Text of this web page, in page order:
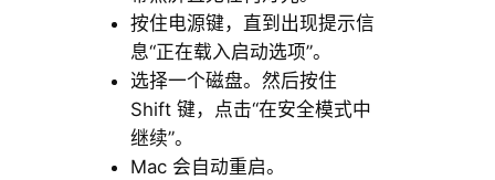
按住电源键，直到出现提示信
息“正在载入启动选项”。
选择一个磁盘。然后按住
Shift 键，点击“在安全模式中
继续”。
Mac 会自动重启。